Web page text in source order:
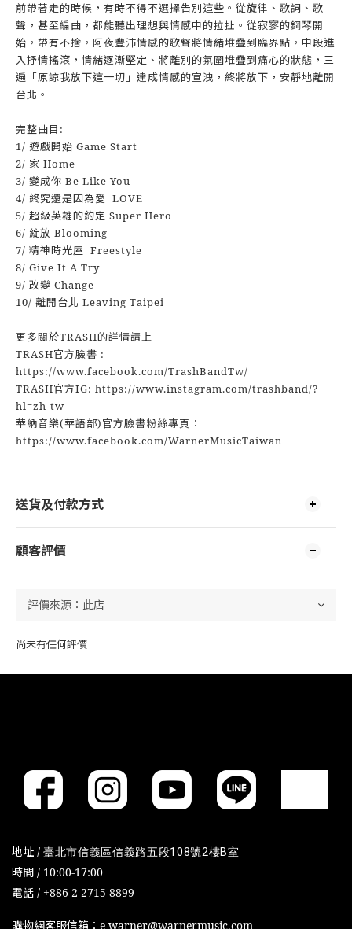
前帶著走的時候，有時不得不選擇告別這些。從旋律、歌詞、歌
聲，甚至編曲，都能聽出理想與情感中的拉扯。從寂寥的鋼琴開
始，帶有不捨，阿夜豐沛情感的歌聲將情緒堆疊到臨界點，中段進
入抒情搖滾，情緒逐漸堅定、將離別的氛圍堆疊到痛心的狀態，三
遍「原諒我放下這一切」達成情感的宣洩，終將放下，安靜地離開
台北。
完整曲目:
1/ 遊戲開始 Game Start
2/ 家 Home
3/ 變成你 Be Like You
4/ 終究還是因為愛 LOVE
5/ 超級英雄的約定 Super Hero
6/ 綻放 Blooming
7/ 精神時光屋 Freestyle
8/ Give It A Try
9/ 改變 Change
10/ 離開台北 Leaving Taipei
更多關於TRASH的詳情請上
TRASH官方臉書 :
https://www.facebook.com/TrashBandTw/
TRASH官方IG: https://www.instagram.com/trashband/?
hl=zh-tw
華納音樂(華語部)官方臉書粉絲專頁：
https://www.facebook.com/WarnerMusicTaiwan
送貨及付款方式
顧客評價
尚未有任何評價
地址 / 臺北市信義區信義路五段108號2樓B室
時間 / 10:00-17:00
電話 / +886-2-2715-8899
購物網客服信箱：e-warner@warnermusic.com